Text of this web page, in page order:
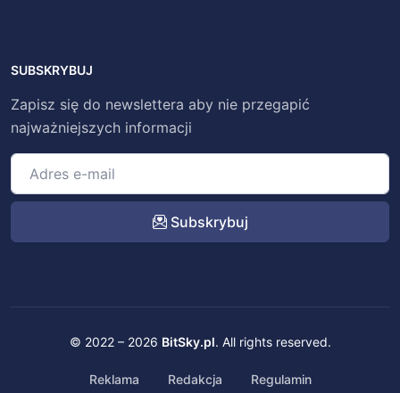
SUBSKRYBUJ
Zapisz się do newslettera aby nie przegapić
najważniejszych informacji
Subskrybuj
© 2022 – 2026 BitSky.pl. All rights reserved.
Reklama Redakcja Regulamin